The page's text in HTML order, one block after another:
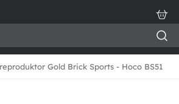
Gold Brick Sports - Hoco BS51